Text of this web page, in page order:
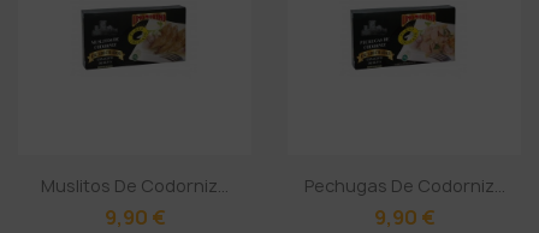
Muslitos De Codorniz...
9,90 €
Pechugas De Codorniz...
9,90 €